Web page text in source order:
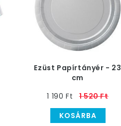
Ezüst Papírtányér - 23
cm
1 190 Ft
1 520 Ft
KOSÁRBA